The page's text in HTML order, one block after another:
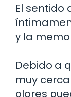
El sentido
y la
Debido a
muy
olores